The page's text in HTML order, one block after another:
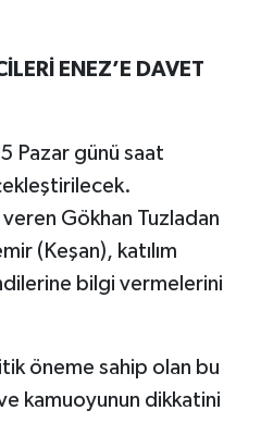
ENEZ’E DAVET
Pazar günü saat
Gökhan Tuzladan
(Keşan), katılım
bilgi vermelerini
öneme sahip olan bu
kamuoyunun dikkatini